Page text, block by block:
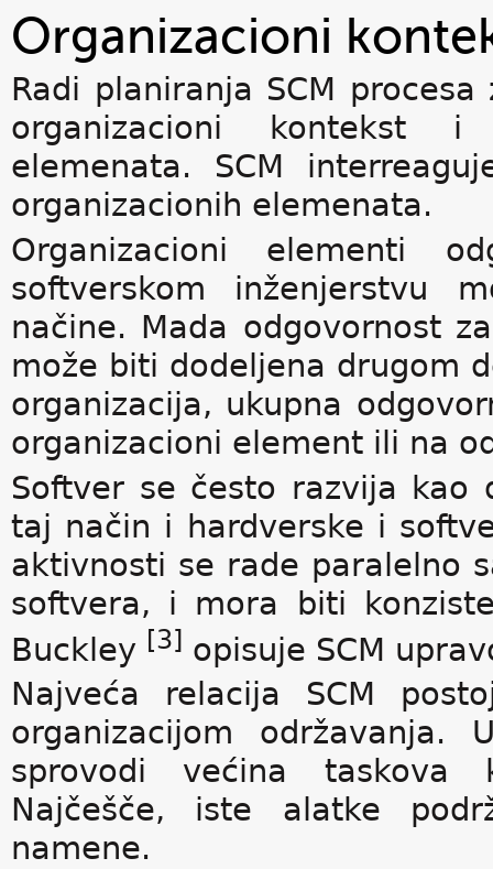
Organizacioni
Radi planiranja SCM
organizacioni kontekst i
elemenata. SCM
organizacionih elemenata.
Organizacioni elementi
softverskom inženjerstvu
načine. Mada odgovornost
može biti dodeljena drugom
organizacija, ukupna
organizacioni element ili na
Softver se često razvija kao
taj način i hardverske i
aktivnosti se rade paralelno
softvera, i mora biti
Buckley [3] opisuje SCM
Najveća relacija SCM
organizacijom održavanja.
sprovodi većina taskova
Najčešče, iste alatke
namene.